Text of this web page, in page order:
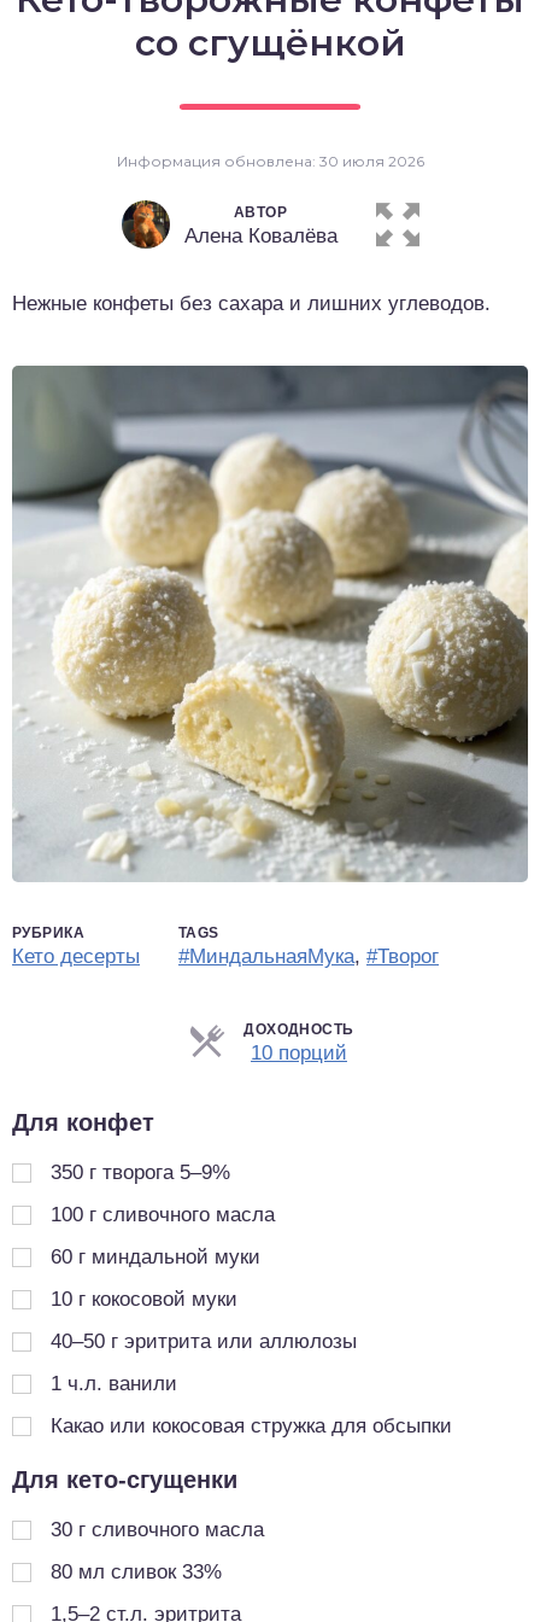
со сгущёнкой
Информация обновлена: 30 июля 2026
АВТОР
Алена Ковалёва
Нежные конфеты без сахара и лишних углеводов.
РУБРИКА
Кето десерты
TAGS
#МиндальнаяМука, #Творог
ДОХОДНОСТЬ
10 порций
Для конфет
350 г творога 5–9%
100 г сливочного масла
60 г миндальной муки
10 г кокосовой муки
40–50 г эритрита или аллюлозы
1 ч.л. ванили
Какао или кокосовая стружка для обсыпки
Для кето-сгущенки
30 г сливочного масла
80 мл сливок 33%
1,5–2 ст.л. эритрита